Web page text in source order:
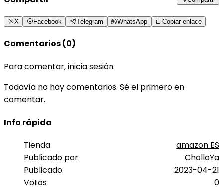
X Facebook Telegram WhatsApp Copiar enlace
Comentarios (0)
Para comentar,inicia sesión.
Todavía no hay comentarios. Sé el primero en
comentar.
Info rápida
Tienda
amazon ES
Publicado por
CholloYa
Publicado
2023-04-21
Votos
0